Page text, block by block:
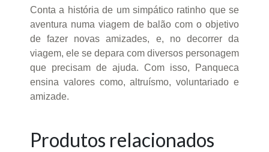
Conta a história de um simpático ratinho que se
aventura numa viagem de balão com o objetivo
de fazer novas amizades, e, no decorrer da
viagem, ele se depara com diversos personagem
que precisam de ajuda. Com isso, Panqueca
ensina valores como, altruísmo, voluntariado e
amizade.
Produtos relacionados